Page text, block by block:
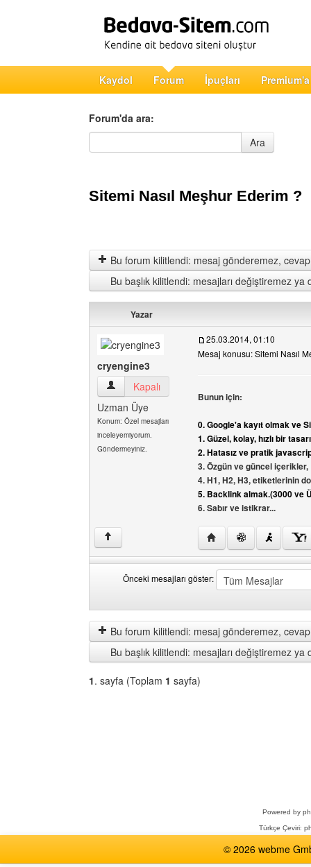
Kaydol Forum İpuçları
Forum'da ara:
Forum'da ara
Ara
Sitemi Nasıl Meşhur Ederim ?
Bu forum kilitlendi: mesaj gönderemez,
Bu başlık kilitlendi: mesajları değiştiremez ya
Yazar
cryengine3
cryengine3 Kullanıcının profilini görüntüle
Kapalı
Uzman Üye
Konum: Özel mesajları
inceleyemiyorum.
Göndermeyiniz.
25.03.2014, 01:10
Mesaj konusu: Sitemi Nasıl
Bunun için:
0. Google'a kayıt olmak ve
1. Güzel, kolay, hızlı bir
2. Hatasız ve pratik
3. Özgün ve güncel içerikler,
4. H1, H2, H3, etiketlerinin
5. Backlink almak.(3000 ve
6. Sabır ve istikrar...
↑ Yazarın web sitesini
Önceki mesajları göster:
mesajları
göster
by
Bu forum kilitlendi: mesaj gönderemez,
Bu başlık kilitlendi: mesajları değiştiremez ya
1. sayfa (Toplam 1 sayfa)
Powered by
Türkçe Çeviri:
© 2026 webme